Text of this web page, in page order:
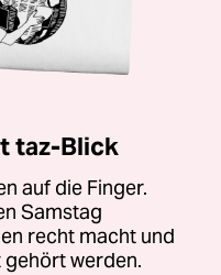
taz-Blick
auf die Finger.
Samstag
recht macht und
werden.